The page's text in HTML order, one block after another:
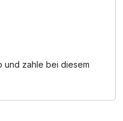
Atmosphäre eines
den Mittelpunkt stellt.
Sie die Nähe zum
und zahle bei diesem